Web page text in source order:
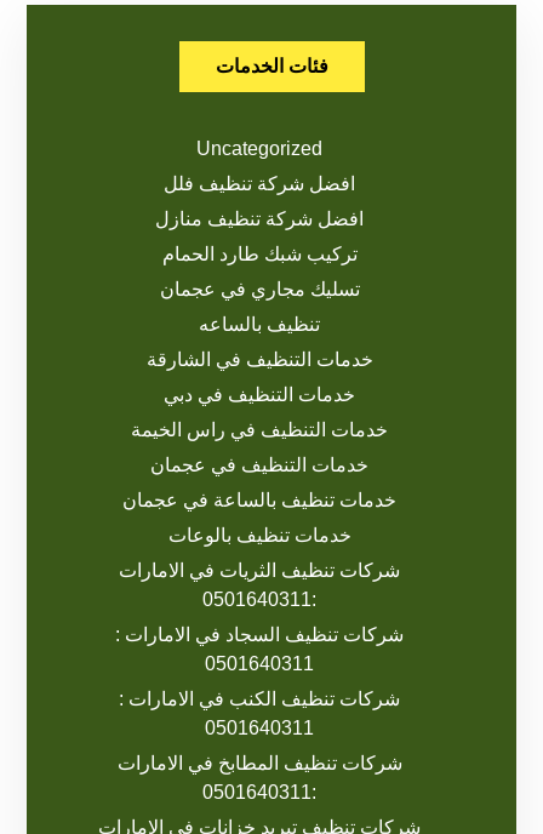
فئات الخدمات
Uncategorized
افضل شركة تنظيف فلل
افضل شركة تنظيف منازل
تركيب شبك طارد الحمام
تسليك مجاري في عجمان
تنظيف بالساعه
خدمات التنظيف في الشارقة
خدمات التنظيف في دبي
خدمات التنظيف في راس الخيمة
خدمات التنظيف في عجمان
خدمات تنظيف بالساعة في عجمان
خدمات تنظيف بالوعات
شركات تنظيف الثريات في الامارات
:0501640311
شركات تنظيف السجاد في الامارات :
0501640311
شركات تنظيف الكنب في الامارات :
0501640311
شركات تنظيف المطابخ في الامارات
:0501640311
شركات تنظيف تبريد خزانات في الامارات